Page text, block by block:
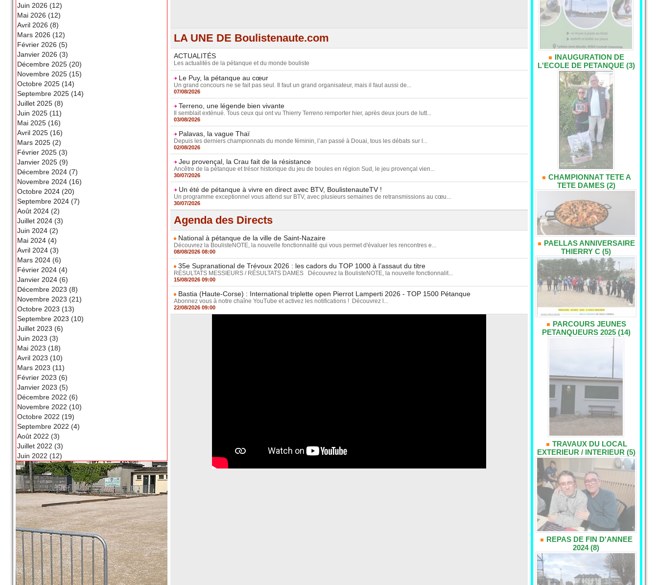
Juin 2026 (12)
Mai 2026 (12)
Avril 2026 (8)
Mars 2026 (12)
Février 2026 (5)
Janvier 2026 (3)
Décembre 2025 (20)
Novembre 2025 (15)
Octobre 2025 (14)
Septembre 2025 (14)
Juillet 2025 (8)
Juin 2025 (11)
Mai 2025 (16)
Avril 2025 (16)
Mars 2025 (2)
Février 2025 (3)
Janvier 2025 (9)
Décembre 2024 (7)
Novembre 2024 (16)
Octobre 2024 (20)
Septembre 2024 (7)
Août 2024 (2)
Juillet 2024 (3)
Juin 2024 (2)
Mai 2024 (4)
Avril 2024 (3)
Mars 2024 (6)
Février 2024 (4)
Janvier 2024 (6)
Décembre 2023 (8)
Novembre 2023 (21)
Octobre 2023 (13)
Septembre 2023 (10)
Juillet 2023 (6)
Juin 2023 (3)
Mai 2023 (18)
Avril 2023 (10)
Mars 2023 (11)
Février 2023 (6)
Janvier 2023 (5)
Décembre 2022 (6)
Novembre 2022 (10)
Octobre 2022 (19)
Septembre 2022 (4)
Août 2022 (3)
Juillet 2022 (3)
Juin 2022 (12)
LA UNE DE Boulistenaute.com
ACTUALITÉS
Les actualités de la pétanque et du monde bouliste
Le Puy, la pétanque au cœur
Un grand concours ne se fait pas seul. Il faut un grand organisateur, mais il faut aussi de...
07/08/2026
Terreno, une légende bien vivante
Il semblait exténué. Tous ceux qui ont vu Thierry Terreno remporter hier, après deux jours de lutt...
03/08/2026
Palavas, la vague Thaï
Depuis les derniers championnats du monde féminin, l’an passé à Douai, tous les débats sur l...
02/08/2026
Jeu provençal, la Crau fait de la résistance
Ancêtre de la pétanque et trésor historique du jeu de boules en région Sud, le jeu provençal vien...
30/07/2026
Un été de pétanque à vivre en direct avec BTV, BoulistenauteTV !
Un programme exceptionnel vous attend sur BTV, avec plusieurs semaines de retransmissions au cœu...
30/07/2026
Agenda des Directs
National à pétanque de la ville de Saint-Nazaire
Découvrez la BoulisteNOTE, la nouvelle fonctionnalité qui vous permet d'évaluer les rencontres e...
08/08/2026 08:00
35e Supranational de Trévoux 2026 : les cadors du TOP 1000 à l’assaut du titre
RÉSULTATS MESSIEURS / RÉSULTATS DAMES Découvrez la BoulisteNOTE, la nouvelle fonctionnalit...
15/08/2026 09:00
Bastia (Haute-Corse) : International triplette open Pierrot Lamperti 2026 - TOP 1500 Pétanque
Abonnez vous à notre chaîne YouTube et activez les notifications ! Découvrez l...
22/08/2026 09:00
INAUGURATION DE
L'ECOLE DE PETANQUE (3)
CHAMPIONNAT TETE A
TETE DAMES (2)
PAELLAS ANNIVERSAIRE
THIERRY C (5)
PARCOURS JEUNES
PETANQUEURS 2025 (14)
TRAVAUX DU LOCAL
EXTERIEUR / INTERIEUR (5)
REPAS DE FIN D'ANNEE
2024 (8)